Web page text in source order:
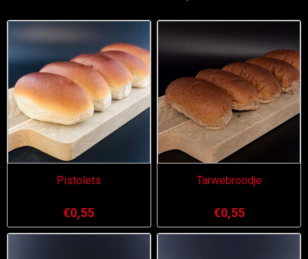
Pistolets
€0,55
Tarwebroodje
€0,55